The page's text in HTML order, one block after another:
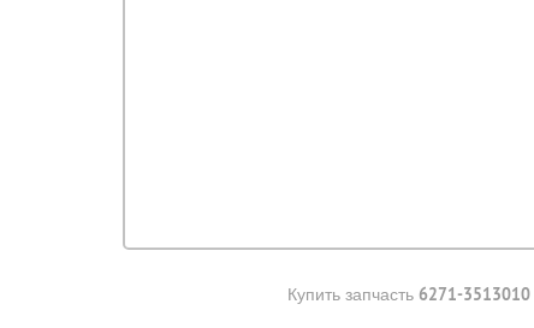
Купить запчасть 6271-3513010